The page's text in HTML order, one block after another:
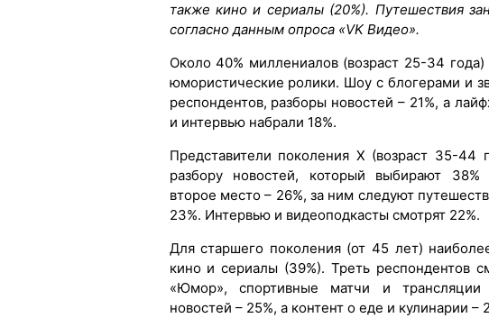
также кино и сериалы (20%). Путешествия
согласно данным опроса «VK Видео».
Около 40% миллениалов (возраст 25-34
юмористические ролики. Шоу с блогерами и
респондентов, разборы новостей – 21%, а
и интервью набрали 18%.
Представители поколения X (возраст 35-44
разбору новостей, который выбирают
второе место – 26%, за ним следуют
23%. Интервью и видеоподкасты смотрят 22%.
Для старшего поколения (от 45 лет)
кино и сериалы (39%). Треть респондентов
«Юмор», спортивные матчи и
новостей – 25%, а контент о еде и кулинарии –